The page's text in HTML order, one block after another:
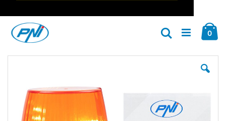
Inhalt
springen
0
Suche